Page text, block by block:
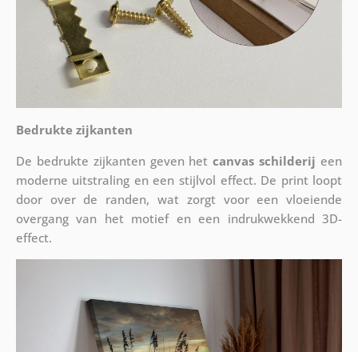
Bedrukte zijkanten
De bedrukte zijkanten geven hetcanvas schilderij een
moderne uitstraling en een stijlvol effect. De print loopt
door over de randen, wat zorgt voor een vloeiende
overgang van het motief en een indrukwekkend 3D-
effect.